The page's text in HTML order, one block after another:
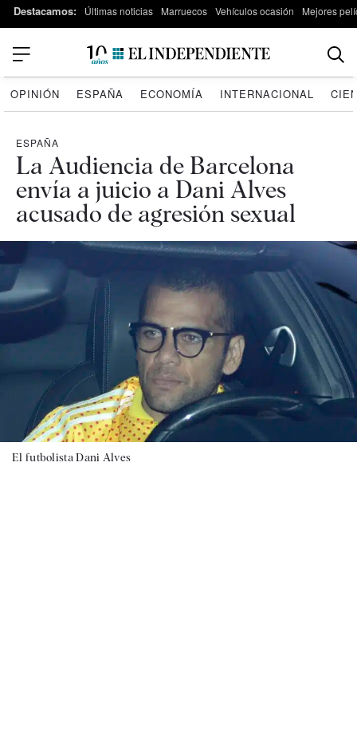
Destacamos: Últimas noticias Marruecos Vehículos ocasión Mejores
OPINIÓN ESPAÑA ECONOMÍA INTERNACIONAL
ESPAÑA
La Audiencia de Barcelona
envía a juicio a Dani Alves
acusado de agresión sexual
El futbolista Dani Alves